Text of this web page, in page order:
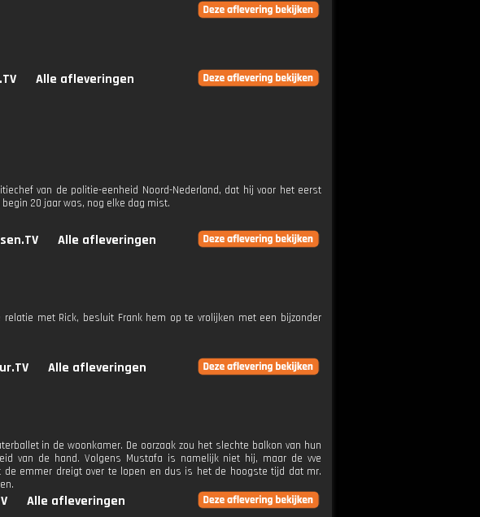
Alle afleveringen
van de politie-eenheid Noord-Nederland, dat hij voor het eerst
20 jaar was, nog elke dag mist.
Alle afleveringen
met Rick, besluit Frank hem op te vrolijken met een bijzonder
Alle afleveringen
in de woonkamer. De oorzaak zou het slechte balkon van hun
van de hand. Volgens Mustafa is namelijk niet hij, maar de vve
emmer dreigt over te lopen en dus is het de hoogste tijd dat mr.
Alle afleveringen